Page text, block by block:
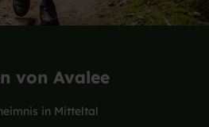
von Avalee
in Mitteltal